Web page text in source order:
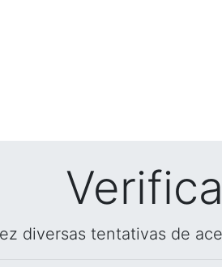
diversas tentativas de